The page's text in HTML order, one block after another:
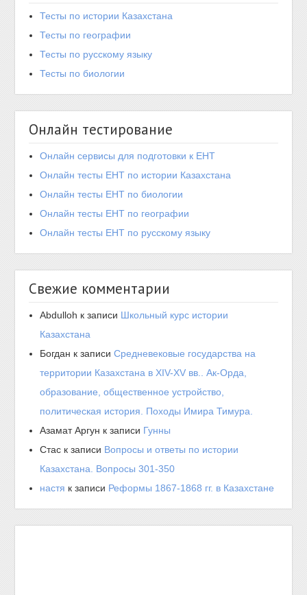
Тесты по истории Казахстана
Тесты по географии
Тесты по русскому языку
Тесты по биологии
Онлайн тестирование
Онлайн сервисы для подготовки к ЕНТ
Онлайн тесты ЕНТ по истории Казахстана
Онлайн тесты ЕНТ по биологии
Онлайн тесты ЕНТ по географии
Онлайн тесты ЕНТ по русскому языку
Свежие комментарии
Abdulloh к записи Школьный курс истории
Казахстана
Богдан к записиСредневековые государства на
территории Казахстана в XIV-XV вв.. Ак-Орда,
образование, общественное устройство,
политическая история. Походы Имира Тимура.
Азамат Аргун к записи Гунны
Стас к записи Вопросы и ответы по истории
Казахстана. Вопросы 301-350
настя к записи Реформы 1867-1868 гг. в Казахстане